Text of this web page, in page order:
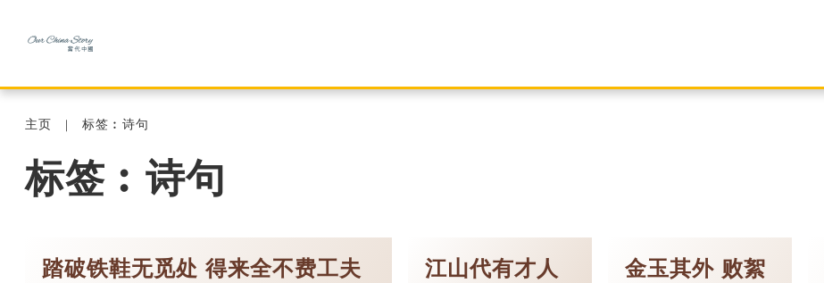
主页 标签︰诗句
标签︰诗句
踏破铁鞋无觅处 得来全不费工夫
江山代有才人
金玉其外 败絮